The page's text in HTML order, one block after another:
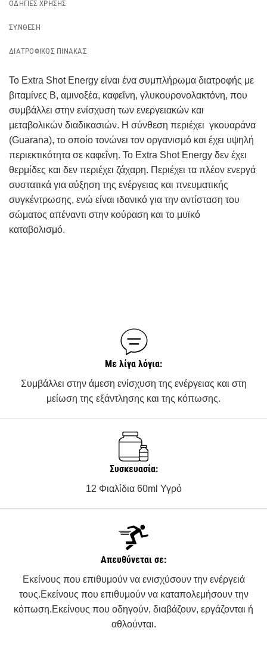
ΟΔΗΓΊΕΣ ΧΡΉΣΗΣ
ΣΎΝΘΕΣΗ
ΔΙΑΤΡΟΦΙΚΌΣ ΠΊΝΑΚΑΣ
Το Extra Shot Energy είναι ένα συμπλήρωμα διατροφής με
βιταμίνες Β, αμινοξέα, καφεΐνη, γλυκουρονολακτόνη, που
συμβάλλει στην ενίσχυση των ενεργειακών και
μεταβολικών διαδικασιών. Η σύνθεση περιέχει γκουαράνα
(Guarana), το οποίο τονώνει τον οργανισμό και έχει υψηλή
περιεκτικότητα σε καφεΐνη. Το Extra Shot Energy δεν έχει
θερμίδες και δεν περιέχει ζάχαρη. Περιέχει τα πλέον ενεργά
συστατικά για αύξηση της ενέργειας και πνευματικής
συγκέντρωσης, ενώ είναι ιδανικό για την αντίσταση του
σώματος απέναντι στην κούραση και το μυϊκό
καταβολισμό.
Με λίγα λόγια:
Συμβάλλει στην άμεση ενίσχυση της ενέργειας και στη
μείωση της εξάντλησης και της κόπωσης.
Συσκευασία:
12 Φιαλίδια 60ml Υγρό
Απευθύνεται σε:
Εκείνους που επιθυμούν να ενισχύσουν την ενέργειά
τους.Εκείνους που επιθυμούν να καταπολεμήσουν την
κόπωση.Εκείνους που οδηγούν, διαβάζουν, εργάζονται ή
αθλούνται.